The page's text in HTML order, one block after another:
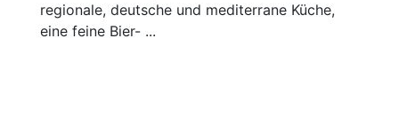
regionale, deutsche und mediterrane Küche,
eine feine Bier- ...